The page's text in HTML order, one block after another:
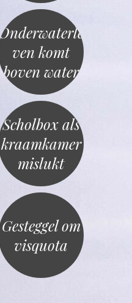
Onderwaterle
ven komt
boven water
Scholbox als
kraamkamer
mislukt
Gesteggel om
visquota